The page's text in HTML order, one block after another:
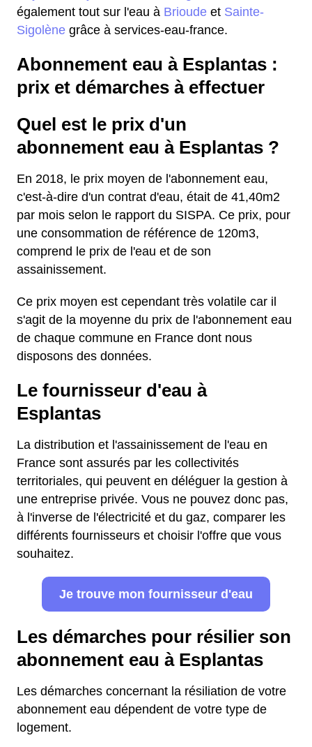
également tout sur l'eau à Brioude et Sainte-
Sigolène grâce à services-eau-france.
Abonnement eau à Esplantas :
prix et démarches à effectuer
Quel est le prix d'un
abonnement eau à Esplantas ?
En 2018, le prix moyen de l'abonnement eau,
c'est-à-dire d'un contrat d'eau, était de 41,40m2
par mois selon le rapport du SISPA. Ce prix, pour
une consommation de référence de 120m3,
comprend le prix de l'eau et de son
assainissement.
Ce prix moyen est cependant très volatile car il
s'agit de la moyenne du prix de l'abonnement eau
de chaque commune en France dont nous
disposons des données.
Le fournisseur d'eau à
Esplantas
La distribution et l'assainissement de l'eau en
France sont assurés par les collectivités
territoriales, qui peuvent en déléguer la gestion à
une entreprise privée. Vous ne pouvez donc pas,
à l'inverse de l'électricité et du gaz, comparer les
différents fournisseurs et choisir l'offre que vous
souhaitez.
Je trouve mon fournisseur d'eau
Les démarches pour résilier son
abonnement eau à Esplantas
Les démarches concernant la résiliation de votre
abonnement eau dépendent de votre type de
logement.